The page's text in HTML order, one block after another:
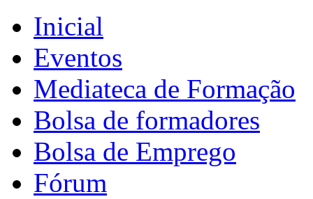
Inicial
Eventos
Mediateca de Formação
Bolsa de formadores
Bolsa de Emprego
Fórum